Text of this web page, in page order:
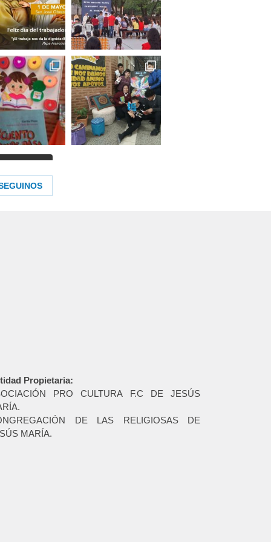
Propietaria:
PRO CULTURA F.C DE JESÚS
DE LAS RELIGIOSAS DE
MARÍA.